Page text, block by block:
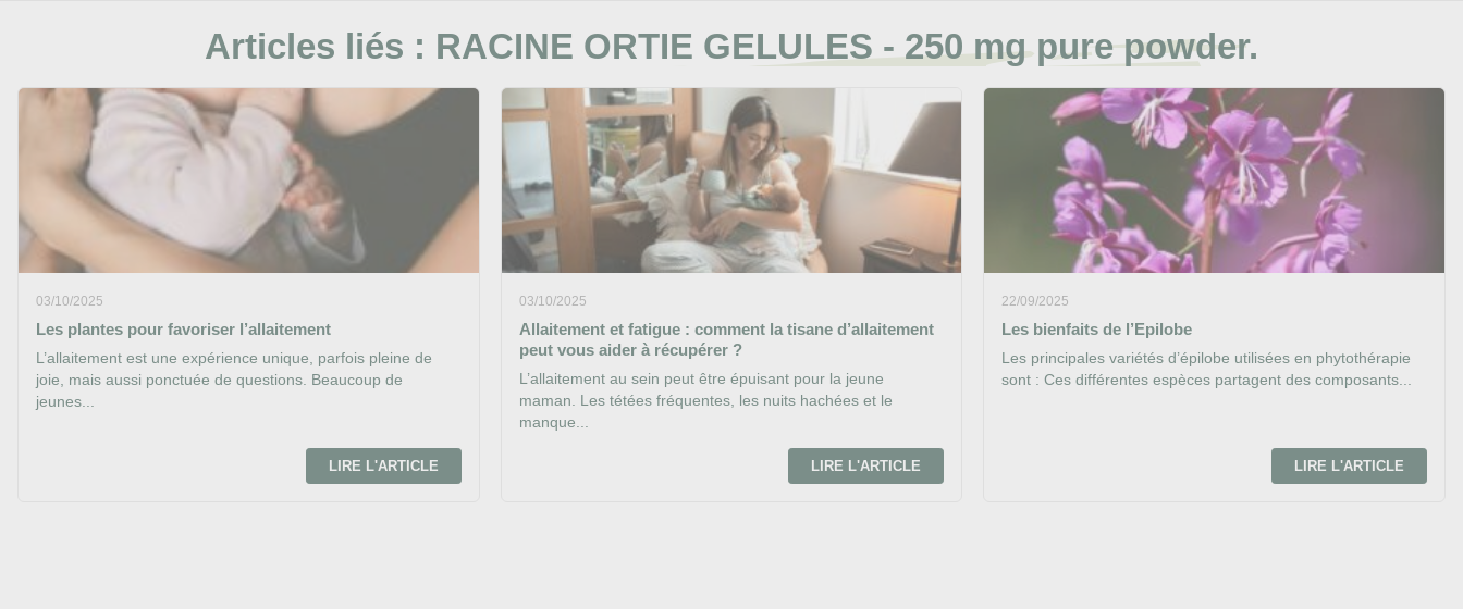
Articles liés : RACINE ORTIE GELULES - 250 mg pure powder.
03/10/2025
Les plantes pour favoriser l’allaitement
L’allaitement est une expérience unique, parfois pleine de
joie, mais aussi ponctuée de questions. Beaucoup de
jeunes...
LIRE L'ARTICLE
03/10/2025
Allaitement et fatigue : comment la tisane d’allaitement
peut vous aider à récupérer ?
L’allaitement au sein peut être épuisant pour la jeune
maman. Les tétées fréquentes, les nuits hachées et le
manque...
LIRE L'ARTICLE
22/09/2025
Les bienfaits de l’Epilobe
Les principales variétés d’épilobe utilisées en phytothérapie
sont : Ces différentes espèces partagent des composants...
LIRE L'ARTICLE